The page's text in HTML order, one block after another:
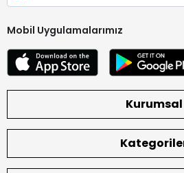
Mobil Uygulamalarımız
Kurumsal